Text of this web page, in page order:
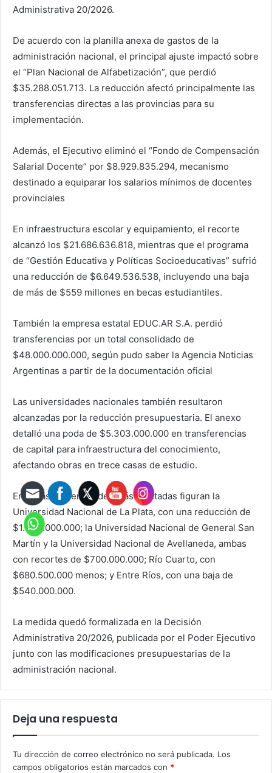
Administrativa 20/2026.
De acuerdo con la planilla anexa de gastos de la
administración nacional, el principal ajuste impactó sobre
el “Plan Nacional de Alfabetización”, que perdió
$35.288.051.713. La reducción afectó principalmente las
transferencias directas a las provincias para su
implementación.
Además, el Ejecutivo eliminó el “Fondo de Compensación
Salarial Docente” por $8.929.835.294, mecanismo
destinado a equiparar los salarios mínimos de docentes
provinciales
En infraestructura escolar y equipamiento, el recorte
alcanzó los $21.686.636.818, mientras que el programa
de “Gestión Educativa y Políticas Socioeducativas” sufrió
una reducción de $6.649.536.538, incluyendo una baja
de más de $559 millones en becas estudiantiles.
También la empresa estatal EDUC.AR S.A. perdió
transferencias por un total consolidado de
$48.000.000.000, según pudo saber la Agencia Noticias
Argentinas a partir de la documentación oficial
Las universidades nacionales también resultaron
alcanzadas por la reducción presupuestaria. El anexo
detalló una poda de $5.303.000.000 en transferencias
de capital para infraestructura del conocimiento,
afectando obras en trece casas de estudio.
Entre las universidades más afectadas figuran la
Universidad Nacional de La Plata, con una reducción de
$1.043.000.000; la Universidad Nacional de General San
Martín y la Universidad Nacional de Avellaneda, ambas
con recortes de $700.000.000; Río Cuarto, con
$680.500.000 menos; y Entre Ríos, con una baja de
$540.000.000.
La medida quedó formalizada en la Decisión
Administrativa 20/2026, publicada por el Poder Ejecutivo
junto con las modificaciones presupuestarias de la
administración nacional.
Deja una respuesta
Tu dirección de correo electrónico no será publicada. Los
campos obligatorios están marcados con *